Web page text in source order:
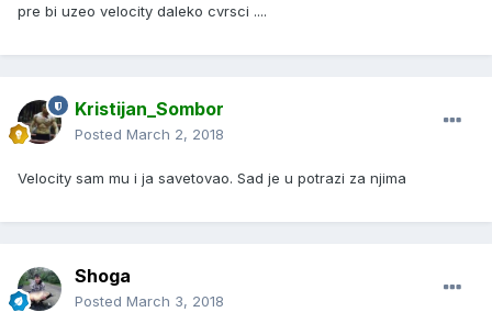
pre bi uzeo velocity daleko cvrsci ....
Kristijan_Sombor
Posted March 2, 2018
Velocity sam mu i ja savetovao. Sad je u potrazi za njima
Shoga
Posted March 3, 2018